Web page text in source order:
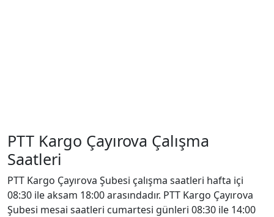
PTT Kargo Çayırova Çalışma
Saatleri
PTT Kargo Çayırova Şubesi çalışma saatleri hafta içi
08:30 ile aksam 18:00 arasındadır. PTT Kargo Çayırova
Şubesi mesai saatleri cumartesi günleri 08:30 ile 14:00